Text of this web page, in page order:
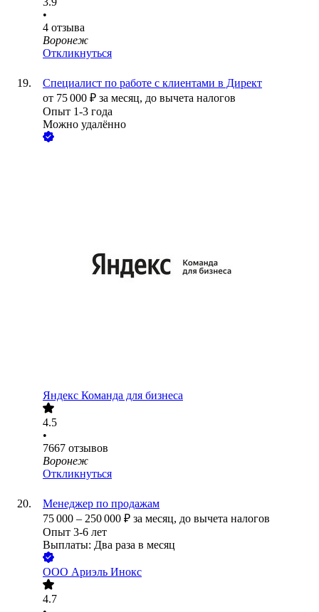
•
4 отзыва
Воронеж
Откликнуться
Специалист по работе с клиентами в Директ
от 75 000 ₽ за месяц, до вычета налогов
Опыт 1-3 года
Можно удалённо
Яндекс Команда для бизнеса
4.5
•
7667 отзывов
Воронеж
Откликнуться
Менеджер по продажам
75 000 – 250 000 ₽ за месяц, до вычета налогов
Опыт 3-6 лет
Выплаты: Два раза в месяц
ООО Ариэль Инокс
4.7